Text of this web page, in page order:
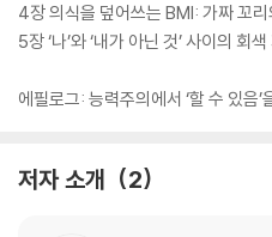
4장 의식을 덮어쓰는 BMI: 가짜 꼬리
5장 ‘나’와 ‘내가 아닌 것’ 사이의 회
에필로그: 능력주의에서 ‘할 수 있음’
저자 소개 2